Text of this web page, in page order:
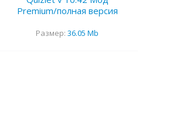
Premium/полная версия
Размер: 36.05 Mb